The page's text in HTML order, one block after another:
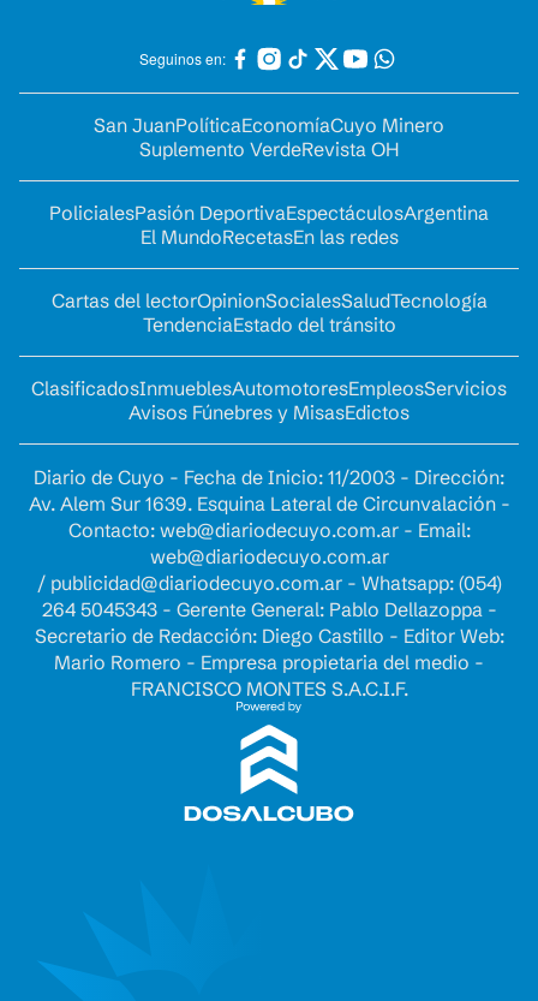
Seguinos en:
San JuanPolíticaEconomíaCuyo Minero
Suplemento VerdeRevista OH
PolicialesPasión DeportivaEspectáculosArgentina
El MundoRecetasEn las redes
Cartas del lectorOpinionSocialesSaludTecnología
TendenciaEstado del tránsito
ClasificadosInmueblesAutomotoresEmpleosServicios
Avisos Fúnebres y MisasEdictos
Diario de Cuyo - Fecha de Inicio: 11/2003 - Dirección:
Av. Alem Sur 1639. Esquina Lateral de Circunvalación -
Contacto: web@diariodecuyo.com.ar- Email:
web@diariodecuyo.com.ar
/ publicidad@diariodecuyo.com.ar- Whatsapp: (054)
264 5045343 - Gerente General: Pablo Dellazoppa -
Secretario de Redacción: Diego Castillo - Editor Web:
Mario Romero - Empresa propietaria del medio -
FRANCISCO MONTES S.A.C.I.F.